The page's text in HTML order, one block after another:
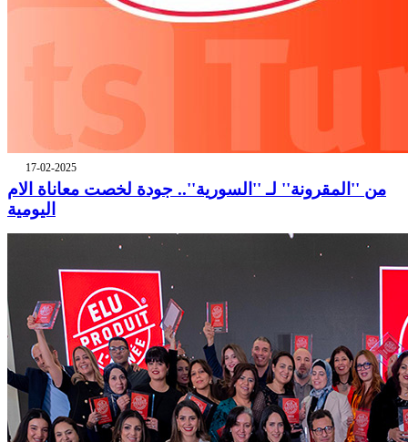
17-02-2025
من ''المقرونة'' لـ ''السورية''.. جودة لخصت معاناة الام
اليومية